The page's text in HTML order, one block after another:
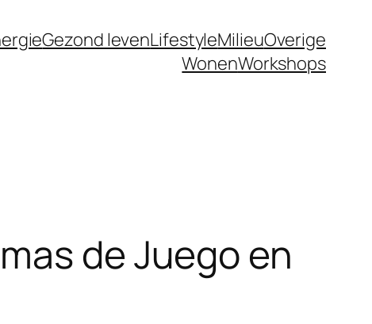
Gezond levenLifestyleMilieuOverige
WonenWorkshops
de Juego en